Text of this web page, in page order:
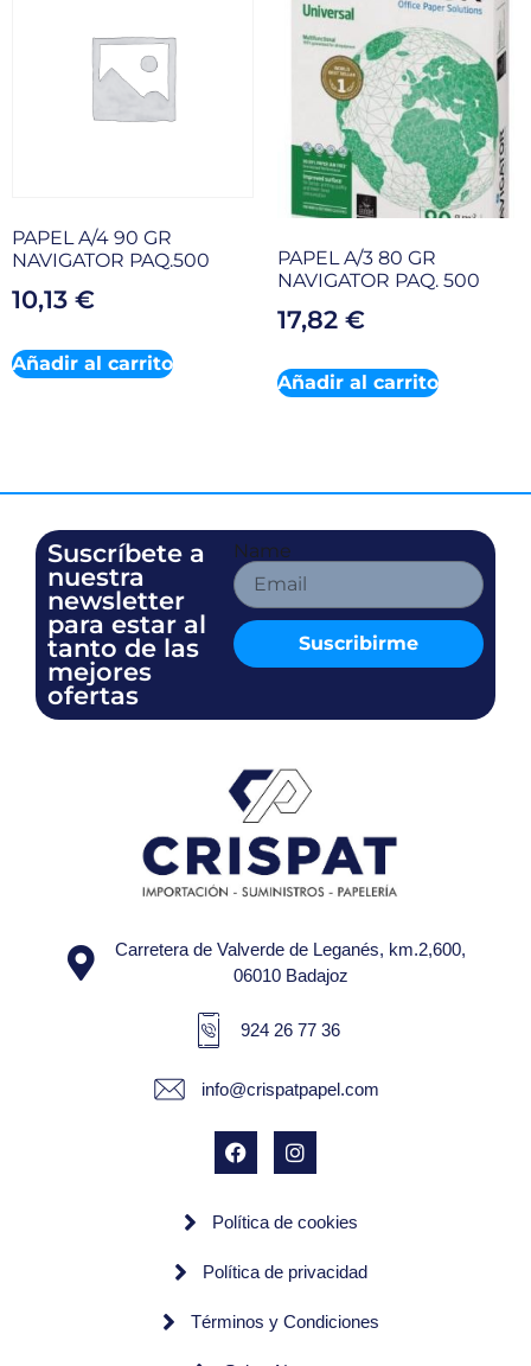
PAPEL A/4 90 GR
NAVIGATOR PAQ.500
10,13 €
Añadir al carrito
PAPEL A/3 80 GR
NAVIGATOR PAQ. 500
17,82 €
Añadir al carrito
Name
Suscribirme
Suscríbete a
nuestra
newsletter
para estar al
tanto de las
mejores
ofertas
Carretera de Valverde de Leganés, km.2,600,
06010 Badajoz
924 26 77 36
info@crispatpapel.com
Política de cookies
Política de privacidad
Términos y Condiciones